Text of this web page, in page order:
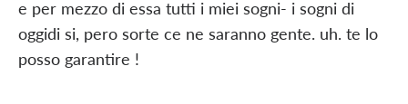
e per mezzo di essa tutti i miei sogni- i sogni di
oggidi si, pero sorte ce ne saranno gente. uh. te lo
posso garantire !